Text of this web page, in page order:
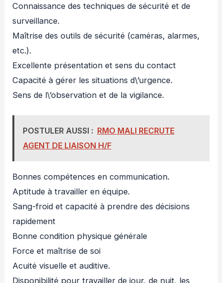
Connaissance des techniques de sécurité et de
surveillance.
Maîtrise des outils de sécurité (caméras, alarmes,
etc.).
Excellente présentation et sens du contact
Capacité à gérer les situations d\’urgence.
Sens de l\’observation et de la vigilance.
POSTULER AUSSI : RMO MALI RECRUTE
AGENT DE LIAISON H/F
Bonnes compétences en communication.
Aptitude à travailler en équipe.
Sang-froid et capacité à prendre des décisions
rapidement
Bonne condition physique générale
Force et maîtrise de soi
Acuité visuelle et auditive.
Disponibilité pour travailler de jour, de nuit, les